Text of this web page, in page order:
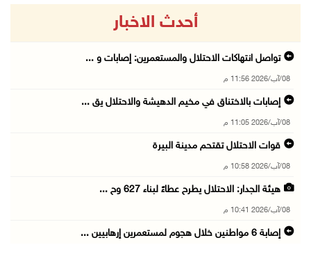
أحدث الاخبار
تواصل انتهاكات الاحتلال والمستعمرين: إصابات و ...
08/آب/2026 11:56 م
إصابات بالاختناق في مخيم الدهيشة والاحتلال يق ...
08/آب/2026 11:05 م
قوات الاحتلال تقتحم مدينة البيرة
08/آب/2026 10:58 م
هيئة الجدار: الاحتلال يطرح عطاءً لبناء 627 وح ...
08/آب/2026 10:41 م
إصابة 6 مواطنين خلال هجوم لمستعمرين إرهابيين ...